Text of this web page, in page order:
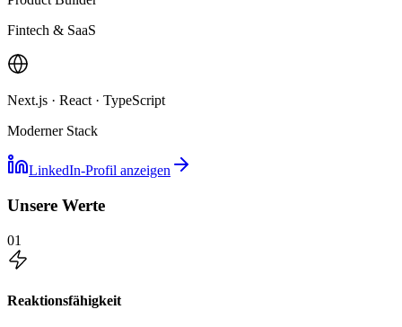
Fintech & SaaS
Next.js · React · TypeScript
Moderner Stack
LinkedIn-Profil anzeigen
Unsere Werte
01
Reaktionsfähigkeit